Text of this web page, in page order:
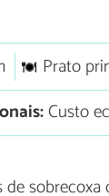
Prato
Custo
sobrecoxa